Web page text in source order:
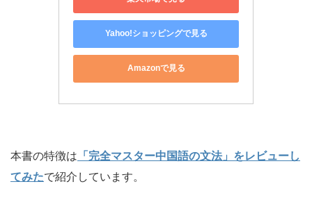
Yahoo!ショッピングで見る
Amazonで見る
本書の特徴は 「完全マスター中国語の文法」をレビューし
てみたで紹介しています。